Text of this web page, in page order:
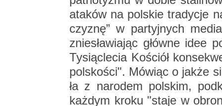
ata­ków na pol­skie tra­dy­cje
czy­znę” w par­tyj­nych
znie­sła­wia­jąc głów­ne idee
Ty­siąc­le­cia Ko­ściół
pol­sko­ści". Mó­wiąc o jakże
ła z na­ro­dem pol­skim,
każ­dym kroku "staje w